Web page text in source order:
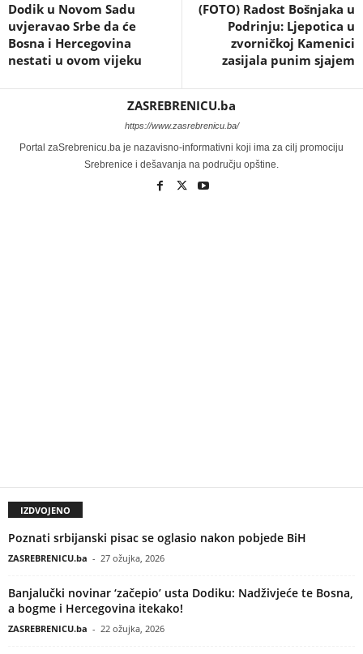
Dodik u Novom Sadu
uvjeravao Srbe da će
Bosna i Hercegovina
nestati u ovom vijeku
(FOTO) Radost Bošnjaka u
Podrinju: Ljepotica u
zvorničkoj Kamenici
zasijala punim sjajem
ZASREBRENICU.ba
https://www.zasrebrenicu.ba/
Portal zaSrebrenicu.ba je nazavisno-informativni koji ima za cilj promociju
Srebrenice i dešavanja na području opštine.
IZDVOJENO
Poznati srbijanski pisac se oglasio nakon pobjede BiH
ZASREBRENICU.ba - 27 ožujka, 2026
Banjalučki novinar ‘začepio’ usta Dodiku: Nadživjeće te Bosna,
a bogme i Hercegovina itekako!
ZASREBRENICU.ba - 22 ožujka, 2026